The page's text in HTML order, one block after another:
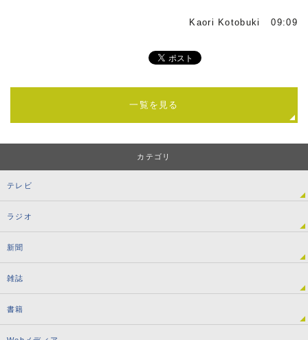
Kaori Kotobuki 09:09
一覧を見る
カテゴリ
テレビ
ラジオ
新聞
雑誌
書籍